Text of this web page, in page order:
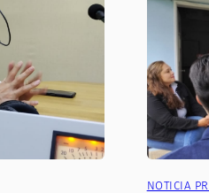
NOTICIA